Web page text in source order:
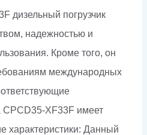
дизельный погрузчик
надежностью и
Кроме того, он
международных
XF33F имеет
характеристики: Данный